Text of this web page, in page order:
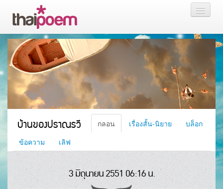
หน้าแรก
กลอน
เรื่องสั้น นิยาย
บล็อก
สมาชิก
หน้าส่วนตัว
บ้านของปราณรวี กลอน เรื่องสั้น-นิยาย
บล็อก
ข้อความ
เลิฟ
3 มิถุนายน 2551 06:16 น.